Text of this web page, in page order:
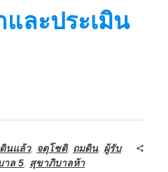
ละประเมิน
นแล้ว, จตุโชติ, ถมดิน, ผู้รับ
าล 5, สุขาภิบาลห้า